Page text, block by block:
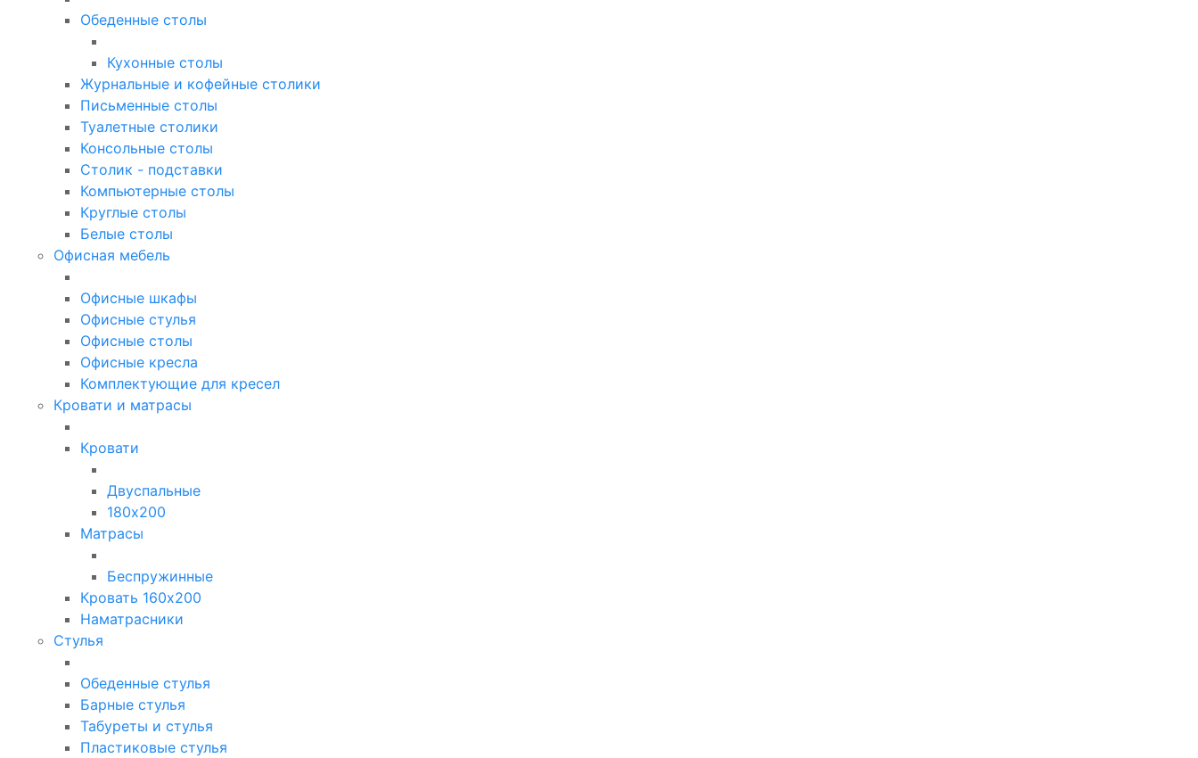
Обеденные столы
Кухонные столы
Журнальные и кофейные столики
Письменные столы
Туалетные столики
Консольные столы
Столик - подставки
Компьютерные столы
Круглые столы
Белые столы
Офисная мебель
Офисные шкафы
Офисные стулья
Офисные столы
Офисные кресла
Комплектующие для кресел
Кровати и матрасы
Кровати
Двуспальные
180х200
Матрасы
Беспружинные
Кровать 160х200
Наматрасники
Стулья
Обеденные стулья
Барные стулья
Табуреты и стулья
Пластиковые стулья